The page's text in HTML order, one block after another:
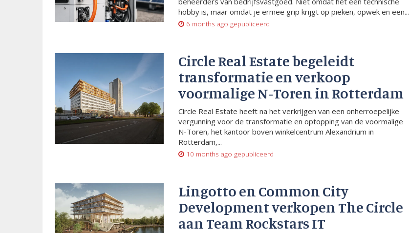
hobby is, maar omdat je ermee grip krijgt op pieken, opwek en een...
6 months ago gepubliceerd
Circle Real Estate begeleidt
transformatie en verkoop
voormalige N-Toren in Rotterdam
Circle Real Estate heeft na het verkrijgen van een onherroepelijke
vergunning voor de transformatie en optopping van de voormalige
N-Toren, het kantoor boven winkelcentrum Alexandrium in
Rotterdam,...
10 months ago gepubliceerd
Lingotto en Common City
Development verkopen The Circle
aan Team Rockstars IT